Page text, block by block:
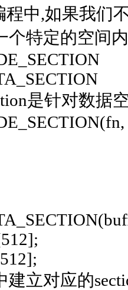
程中,如果我们
个特定的空间
是针对数据
建立对应的